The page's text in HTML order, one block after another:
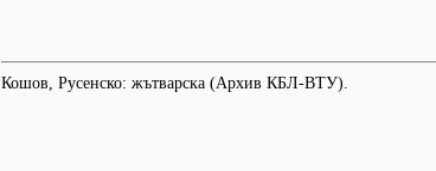
Кошов, Русенско: жътварска (Архив КБЛ-ВТУ).